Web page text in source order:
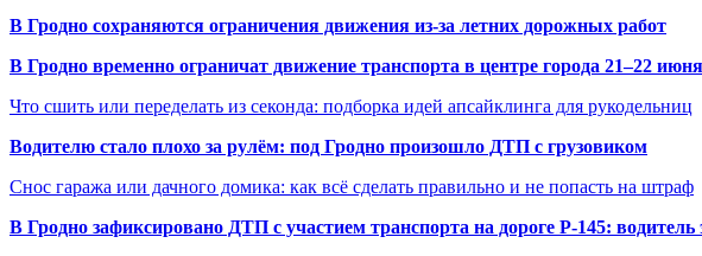
В Гродно сохраняются ограничения движения из-за летних дорожных работ
В Гродно временно ограничат движение транспорта в центре города 21–22 июня
Что сшить или переделать из секонда: подборка идей апсайклинга для рукодельниц
Водителю стало плохо за рулём: под Гродно произошло ДТП с грузовиком
Снос гаража или дачного домика: как всё сделать правильно и не попасть на штраф
В Гродно зафиксировано ДТП с участием транспорта на дороге Р-145: водитель